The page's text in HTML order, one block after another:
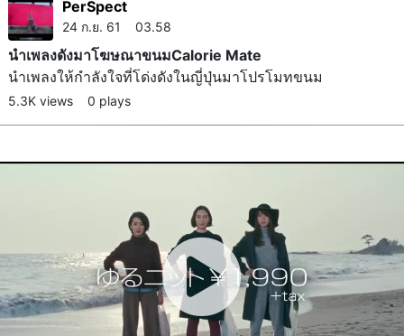
PerSpect
24 ก.ย. 61 03.58
นำเพลงดังมาโฆษณาขนมCalorie Mate
นำเพลงให้กำลังใจที่โด่งดังในญี่ปุ่นมาโปรโมทขนม
5.3K views 0 plays